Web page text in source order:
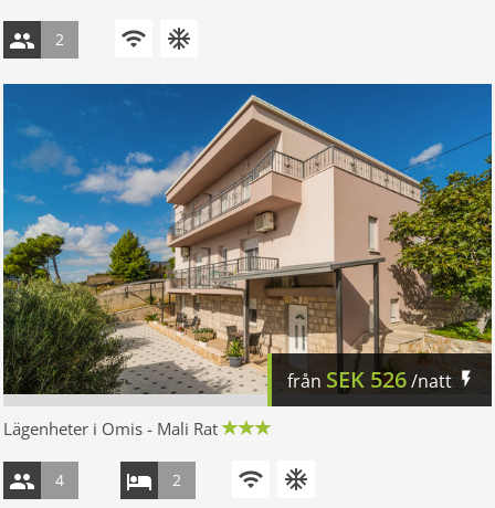
2
från SEK 526/natt
Lägenheter i Omis - Mali Rat
4 2